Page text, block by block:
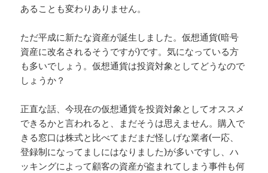
あることも変わりありません。
ただ平成に新たな資産が誕生しました。仮想通貨(暗号
資産に改名されるそうですが)です。気になっている方
も多いでしょう。仮想通貨は投資対象としてどうなので
しょうか？
正直な話、今現在の仮想通貨を投資対象としてオススメ
できるかと言われると、まだそうは思えません。購入で
きる窓口は株式と比べてまだまだ怪しげな業者(一応、
登録制になってましにはなりました)が多いですし、ハ
ッキングによって顧客の資産が盗まれてしまう事件も何